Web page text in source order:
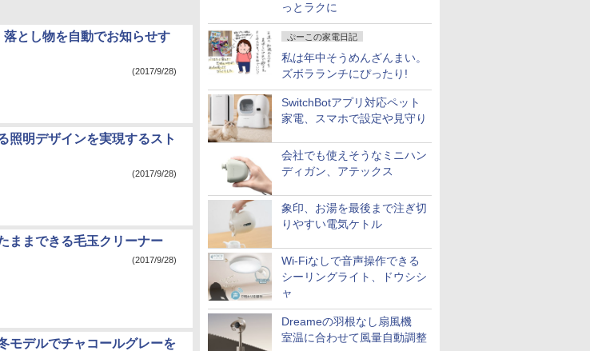
っとラクに
ぷーこの家電日記
私は年中そうめんざんまい。
ズボラランチにぴったり!
SwitchBotアプリ対応ペット
家電、スマホで設定や見守り
会社でも使えそうなミニハン
ディガン、アテックス
象印、お湯を最後まで注ぎ切
りやすい電気ケトル
Wi-Fiなしで音声操作できる
シーリングライト、ドウシシ
ャ
Dreameの羽根なし扇風機
室温に合わせて風量自動調整
とし物を自動でお知らせす
(2017/9/28)
照明デザインを実現するスト
(2017/9/28)
ままできる毛玉クリーナー
(2017/9/28)
モデルでチャコールグレーを